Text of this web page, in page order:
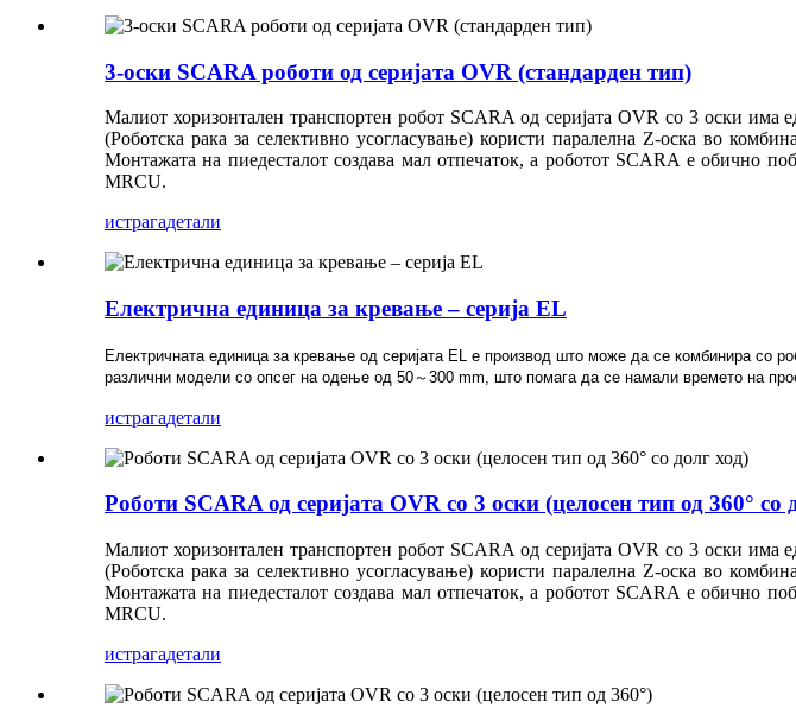
3-оски SCARA роботи од серијата OVR (стандарден тип)
Малиот хоризонтален транспортен робот SCARA од серијата OVR со 3 оски
(Роботска рака за селективно усогласување) користи паралелна Z-оска во
Монтажата на пиедесталот создава мал отпечаток, а роботот SCARA е обично
MRCU.
истрагадетали
Електрична единица за кревање – серија EL
Електричната единица за кревање од серијата EL е производ што може да се комбинира со
различни модели со опсег на одење од 50～300 mm, што помага да се намали времето на
истрагадетали
Роботи SCARA од серијата OVR со 3 оски (целосен тип од 360° со
Малиот хоризонтален транспортен робот SCARA од серијата OVR со 3 оски
(Роботска рака за селективно усогласување) користи паралелна Z-оска во
Монтажата на пиедесталот создава мал отпечаток, а роботот SCARA е обично
MRCU.
истрагадетали